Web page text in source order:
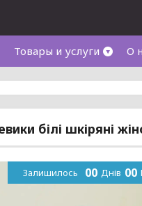
Товары и услуги О
білі шкіряні
Залишилось 00 Днів 00